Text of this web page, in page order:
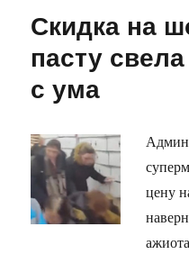
Скидка на
пасту
с ума
цену